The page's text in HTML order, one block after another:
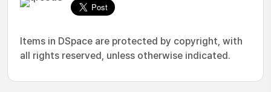
Items in DSpace are protected by copyright, with
all rights reserved, unless otherwise indicated.